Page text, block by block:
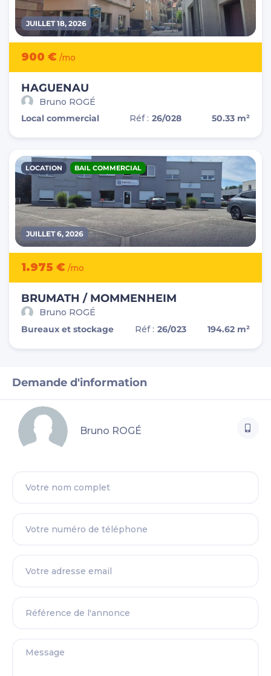
JUILLET 18, 2026
900 € /mo
HAGUENAU
Bruno ROGÉ
Local commercial
Réf : 26/028 50.33 m²
LOCATION BAIL COMMERCIAL
JUILLET 6, 2026
1.975 € /mo
BRUMATH / MOMMENHEIM
Bruno ROGÉ
Bureaux et stockage
Réf : 26/023 194.62 m²
Demande d'information
Bruno ROGÉ